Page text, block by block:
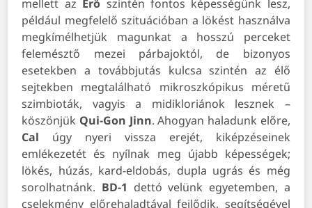
mellett az Erő szintén fontos képességünk lesz,
például megfelelő szituációban a lökést használva
megkímélhetjük magunkat a hosszú perceket
felemésztő mezei párbajoktól, de bizonyos
esetekben a továbbjutás kulcsa szintén az élő
sejtekben megtalálható mikroszkópikus méretű
szimbioták, vagyis a midikloriánok lesznek –
köszönjük Qui-Gon Jinn. Ahogyan haladunk előre,
Cal úgy nyeri vissza erejét, kiképzéseinek
emlékezetét és nyílnak meg újabb képességek;
lökés, húzás, kard-eldobás, dupla ugrás és még
sorolhatnánk. BD-1 dettó velünk egyetemben, a
cselekmény előrehaladtával fejlődik, segítségével